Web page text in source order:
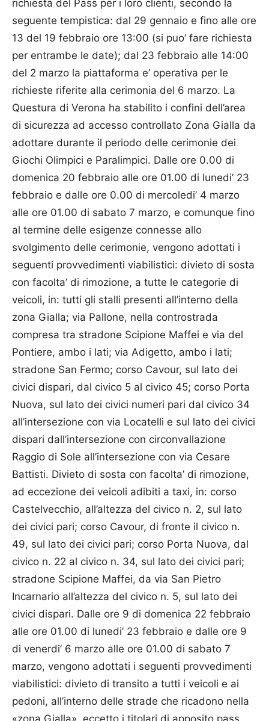
richiesta del Pass per i loro clienti, secondo la
seguente tempistica: dal 29 gennaio e fino alle ore
13 del 19 febbraio ore 13:00 (si puo’ fare richiesta
per entrambe le date); dal 23 febbraio alle 14:00
del 2 marzo la piattaforma e’ operativa per le
richieste riferite alla cerimonia del 6 marzo. La
Questura di Verona ha stabilito i confini dell’area
di sicurezza ad accesso controllato Zona Gialla da
adottare durante il periodo delle cerimonie dei
Giochi Olimpici e Paralimpici. Dalle ore 0.00 di
domenica 20 febbraio alle ore 01.00 di lunedi’ 23
febbraio e dalle ore 0.00 di mercoledi’ 4 marzo
alle ore 01.00 di sabato 7 marzo, e comunque fino
al termine delle esigenze connesse allo
svolgimento delle cerimonie, vengono adottati i
seguenti provvedimenti viabilistici: divieto di sosta
con facolta’ di rimozione, a tutte le categorie di
veicoli, in: tutti gli stalli presenti all’interno della
zona Gialla; via Pallone, nella controstrada
compresa tra stradone Scipione Maffei e via del
Pontiere, ambo i lati; via Adigetto, ambo i lati;
stradone San Fermo; corso Cavour, sul lato dei
civici dispari, dal civico 5 al civico 45; corso Porta
Nuova, sul lato dei civici numeri pari dal civico 34
all’intersezione con via Locatelli e sul lato dei civici
dispari dall’intersezione con circonvallazione
Raggio di Sole all’intersezione con via Cesare
Battisti. Divieto di sosta con facolta’ di rimozione,
ad eccezione dei veicoli adibiti a taxi, in: corso
Castelvecchio, all’altezza del civico n. 2, sul lato
dei civici pari; corso Cavour, di fronte il civico n.
49, sul lato dei civici pari; corso Porta Nuova, dal
civico n. 22 al civico n. 34, sul lato dei civici pari;
stradone Scipione Maffei, da via San Pietro
Incarnario all’altezza del civico n. 5, sul lato dei
civici dispari. Dalle ore 9 di domenica 22 febbraio
alle ore 01.00 di lunedi’ 23 febbraio e dalle ore 9
di venerdi’ 6 marzo alle ore 01.00 di sabato 7
marzo, vengono adottati i seguenti provvedimenti
viabilistici: divieto di transito a tutti i veicoli e ai
pedoni, all’interno delle strade che ricadono nella
«zona Gialla», eccetto i titolari di apposito pass